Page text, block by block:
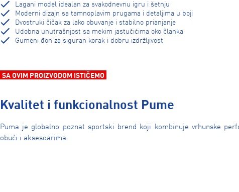
Lagani model idealan za svakodnevnu igru i šetnju
Moderni dizajn sa tamnoplavim prugama i detaljima u boji
Dvostruki čičak za lako obuvanje i stabilno prianjanje
Udobna unutrašnjost sa mekim jastučićima oko članka
Gumeni đon za siguran korak i dobru izdržljivost
SA OVIM PROIZVODOM ISTIČEMO
Kvalitet i funkcionalnost Pume
Puma je globalno poznat sportski brend koji kombinuje vrhunske
obući i aksesoarima.